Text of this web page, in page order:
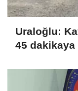
Uraloğlu:
45 dakikaya